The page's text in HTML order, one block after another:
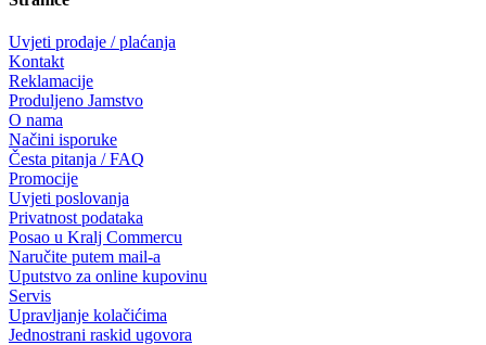
Uvjeti prodaje / plaćanja
Kontakt
Reklamacije
Produljeno Jamstvo
O nama
Načini isporuke
Česta pitanja / FAQ
Promocije
Uvjeti poslovanja
Privatnost podataka
Posao u Kralj Commercu
Naručite putem mail-a
Uputstvo za online kupovinu
Servis
Upravljanje kolačićima
Jednostrani raskid ugovora